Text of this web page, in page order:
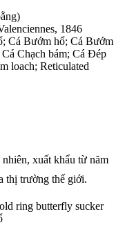
1846
Cá Bướm hổ; Cá Bướm
Chạch bám; Cá Đép
loach; Reticulated
xuất khẩu từ năm
thị trường thế giới.
ring butterfly sucker